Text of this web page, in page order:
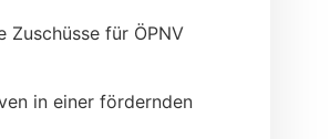
Zuschüsse für ÖPNV
in einer fördernden